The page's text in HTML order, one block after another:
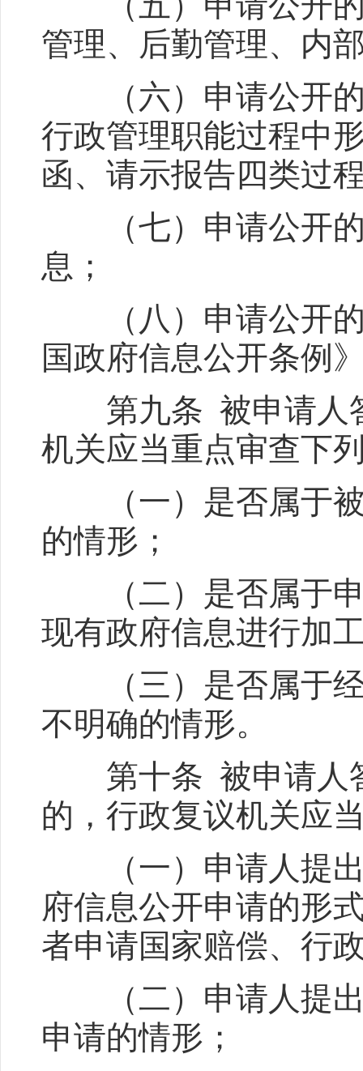
管理、后勤管理、内
（六）申请公开的
行政管理职能过程中
函、请示报告四类过
（七）申请公开的
息；
（八）申请公开的
国政府信息公开条例
第九条 被申请人答
机关应当重点审查下
（一）是否属于被
的情形；
（二）是否属于申
现有政府信息进行加
（三）是否属于经
不明确的情形。
第十条 被申请人答
的，行政复议机关应
（一）申请人提出
府信息公开申请的形
者申请国家赔偿、行
（二）申请人提出
申请的情形；